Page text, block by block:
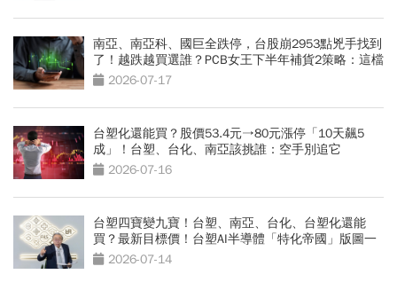
南亞、南亞科、國巨全跌停，台股崩2953點兇手找到
了！越跌越買選誰？PCB女王下半年補貨2策略：這檔
先別接刀
2026-07-17
台塑化還能買？股價53.4元→80元漲停「10天飆5
成」！台塑、台化、南亞該挑誰：空手別追它
2026-07-16
台塑四寶變九寶！台塑、南亞、台化、台塑化還能
買？最新目標價！台塑AI半導體「特化帝國」版圖一
次看2026-07-14